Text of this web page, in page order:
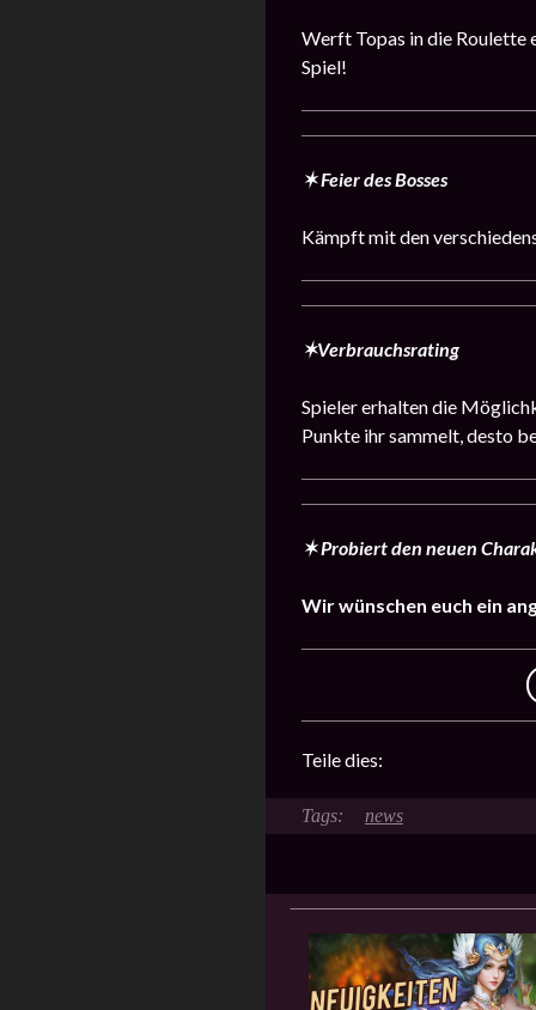
Werft Topas in die Roulette
Spiel!
✶ Feier des Bosses
Kämpft mit den
✶Verbrauchsrating
Spieler erhalten die
Punkte ihr sammelt, desto
✶Probiert den neuen
Wir wünschen euch ein
Teile dies:
news